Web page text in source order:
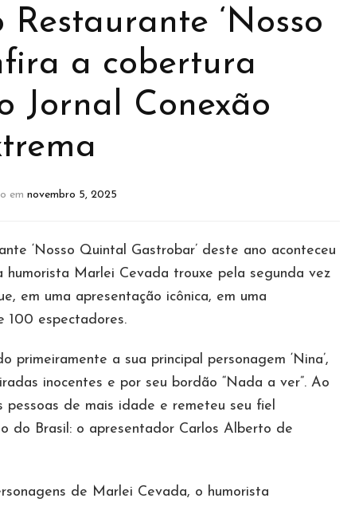
Restaurante ‘Nosso
a cobertura
Jornal Conexão
em novembro 5, 2025
‘Nosso Quintal Gastrobar’ deste ano aconteceu
humorista Marlei Cevada trouxe pela segunda vez
em uma apresentação icônica, em uma
100 espectadores.
primeiramente a sua principal personagem ‘Nina’,
inocentes e por seu bordão “Nada a ver”. Ao
pessoas de mais idade e remeteu seu fiel
do Brasil: o apresentador Carlos Alberto de
de Marlei Cevada, o humorista